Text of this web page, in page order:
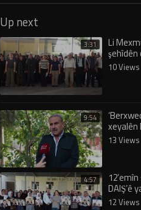
Up next
3:31 Li
bibîranîn
10 Views
9:54 xeyalên
13 Views
4:57 DAIŞ’ê
12 Views